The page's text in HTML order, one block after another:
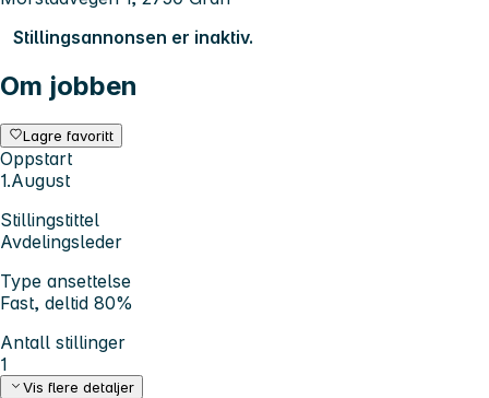
Stillingsannonsen er inaktiv.
Om jobben
Lagre favoritt
Oppstart
1.August
Stillingstittel
Avdelingsleder
Type ansettelse
Fast, deltid 80%
Antall stillinger
1
Vis flere detaljer